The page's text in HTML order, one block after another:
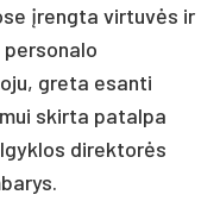
įrengta virtuvės ir
greta esanti
skirta patalpa
direktorės